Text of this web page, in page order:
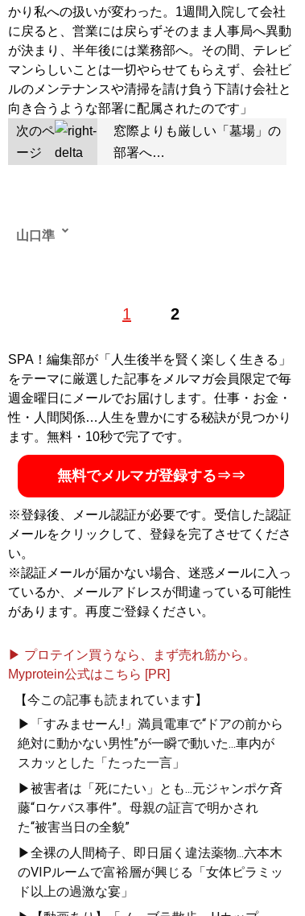
かり私への扱いが変わった。1週間入院して会社
に戻ると、営業には戻らずそのまま人事局へ異動
が決まり、半年後には業務部へ。その間、テレビ
マンらしいことは一切やらせてもらえず、会社ビ
ルのメンテナンスや清掃を請け負う下請け会社と
次のペ
ージ
窓際よりも厳しい「墓場」の
部署へ…
1 2
山口準
者。社会問題やニュースの裏側などをネットメディアに
記事一覧へ
SPA！編集部が「人生後半を賢く楽しく生きる」
をテーマに厳選した記事をメルマガ会員限定で毎
週金曜日にメールでお届けします。仕事・お金・
性・人間関係…人生を豊かにする秘訣が見つかり
ます。無料・10秒で完了です。
無料でメルマガ登録する⇒⇒
※登録後、メール認証が必要です。受信した認証
メールをクリックして、登録を完了させてくださ
い。
※認証メールが届かない場合、迷惑メールに入っ
ているか、メールアドレスが間違っている可能性
があります。再度ご登録ください。
▶ プロテイン買うなら、まず売れ筋から。
Myprotein公式はこちら [PR]
【今この記事も読まれています】
▶「すみませーん!」満員電車で“ドアの前から
絶対に動かない男性”が一瞬で動いた...車内が
スカッとした「たった一言」
▶被害者は「死にたい」とも...元ジャンポケ斉
藤“ロケバス事件”。母親の証言で明かされ
た“被害当日の全貌”
▶全裸の人間椅子、即日届く違法薬物...六本木
のVIPルームで富裕層が興じる「女体ピラミッ
ド以上の過激な宴」